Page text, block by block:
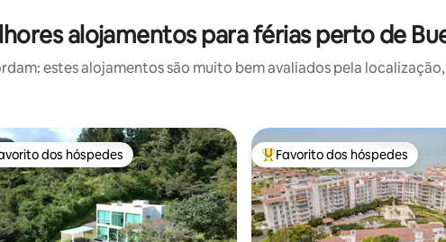
alojamentos para férias perto de
estes alojamentos são muito bem avaliados pela
dos hóspedes
dos hóspedes Favoritos dos hóspedes mais
Favorito dos hóspedes